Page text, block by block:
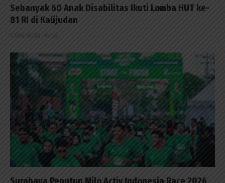
Sebanyak 60 Anak Disabilitas Ikuti Lomba HUT ke-
81 RI di Kalijudan
07/08/2026 - 15:53